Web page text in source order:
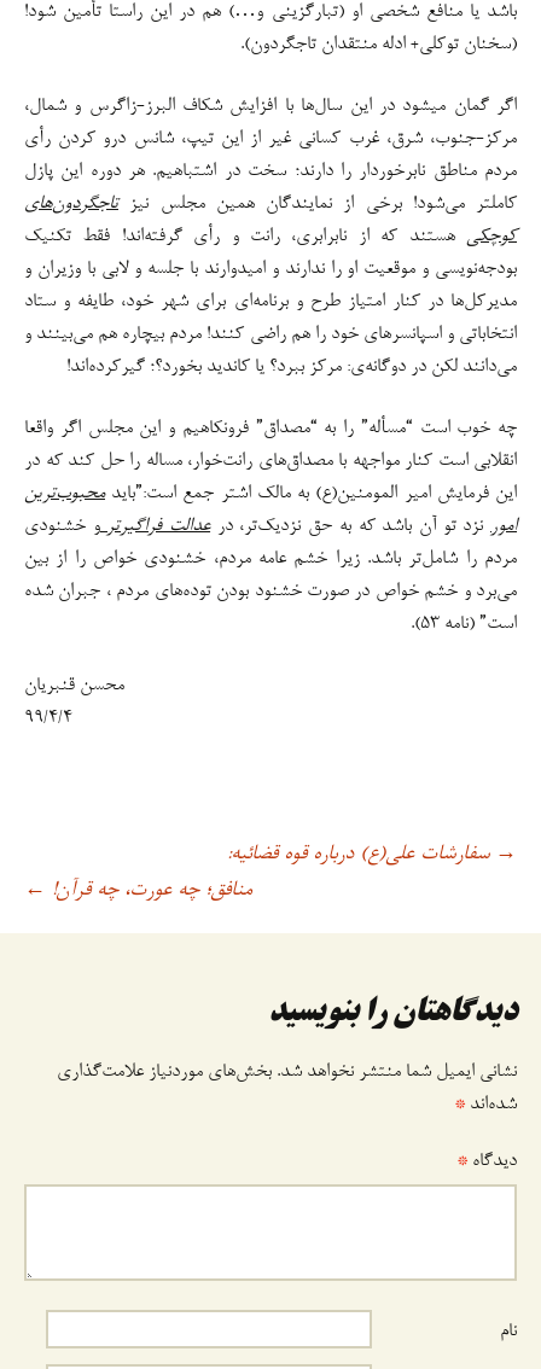
باشد یا منافع شخصی او (تبارگزینی و…) هم در این راستا تأمین شود!
(سخنان توکلی+ ادله منتقدان تاجگردون).
اگر گمان میشود در این سال‌ها با افزایش شکاف البرز-زاگرس و شمال،
مرکز-جنوب، شرق، غرب کسانی غیر از این تیپ، شانس درو کردن رأی
مردم مناطق نابرخوردار را دارند؛ سخت در اشتباهیم. هر دوره این پازل
کاملتر می‌شود! برخی از نمایندگان همین مجلس نیزتاجگردونهای
کوچکی هستند که از نابرابری، رانت و رأی گرفته‌اند! فقط تکنیک
بودجه‌نویسی و موقعیت او را ندارند و امیدوارند با جلسه و لابی با وزیران و
مدیرکل‌ها در کنار امتیاز طرح و برنامه‌ای برای شهر خود، طایفه و ستاد
انتخاباتی و اسپانسرهای خود را هم راضی کنند! مردم بیچاره هم می‌بینند و
می‌دانند لکن در دوگانه‌ی: مرکز ببرد؟ یا کاندید بخورد؟؛ گیرکرده‌اند!
چه خوب است “مسأله” را به “مصداق” فرونکاهیم و این مجلس اگر واقعا
انقلابی است کنار مواجهه با مصداق‌های رانت‌خوار، مساله را حل کند که در
این فرمایش امیر المومنین(ع) به مالک اشتر جمع است:”بایدمحبوبترین
امورنزد تو آن باشد که به حق نزدیک‌تر، درعدالت فراگیرترو خشنودی
مردم را شامل‌تر باشد. زیرا خشم عامه مردم، خشنودی خواص را از بین
می‌برد و خشم خواص در صورت خشنود بودن توده‌های مردم ، جبران شده
است” (نامه ۵۳).
محسن قنبریان
۹۹/۴/۴
ناوبری
نوشته
→ سفارشات علی(ع) درباره قوه قضائیه:
منافق؛ چه عورت، چه قرآن! ←
دیدگاهتان را بنویسید
نشانی ایمیل شما منتشر نخواهد شد. بخش‌های موردنیاز علامت‌گذاری
شده‌اند *
دیدگاه *
نام